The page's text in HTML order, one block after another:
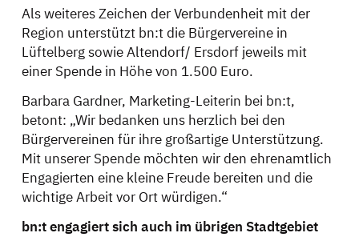
Als weiteres Zeichen der Verbundenheit mit der
Region unterstützt bn:t die Bürgervereine in
Lüftelberg sowie Altendorf/ Ersdorf jeweils mit
einer Spende in Höhe von 1.500 Euro.
Barbara Gardner, Marketing-Leiterin bei bn:t,
betont: „Wir bedanken uns herzlich bei den
Bürgervereinen für ihre großartige Unterstützung.
Mit unserer Spende möchten wir den ehrenamtlich
Engagierten eine kleine Freude bereiten und die
wichtige Arbeit vor Ort würdigen.“
bn:t engagiert sich auch im übrigen Stadtgebiet